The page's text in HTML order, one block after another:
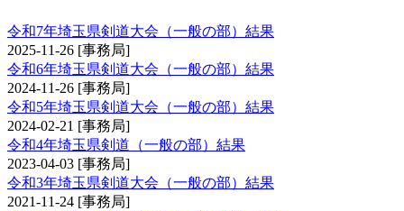
令和7年埼玉県剣道大会（一般の部）結果
2025-11-26 [事務局]
令和6年埼玉県剣道大会（一般の部）結果
2024-11-26 [事務局]
令和5年埼玉県剣道大会（一般の部）結果
2024-02-21 [事務局]
令和4年埼玉県剣道（一般の部）結果
2023-04-03 [事務局]
令和3年埼玉県剣道大会（一般の部）結果
2021-11-24 [事務局]